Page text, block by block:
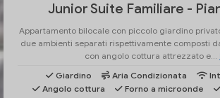
Junior Suite Familiare -
Appartamento bilocale con piccolo giardino
due ambienti separati rispettivamente composti
con angolo cottura attrezzato e...
Giardino
Aria Condizionata
Angolo cottura
Forno a microonde